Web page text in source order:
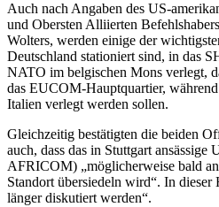
Auch nach Angaben des US-
und Obersten Alliierten
Wolters, werden einige der
Deutschland stationiert sind, in das
NATO im belgischen Mons verlegt,
das EUCOM-Hauptquartier,
Italien verlegt werden sollen.
Gleichzeitig bestätigten die beiden
auch, dass das in Stuttgart
AFRICOM) „möglicherweise bald
Standort übersiedeln wird“. In dieser
länger diskutiert werden“.